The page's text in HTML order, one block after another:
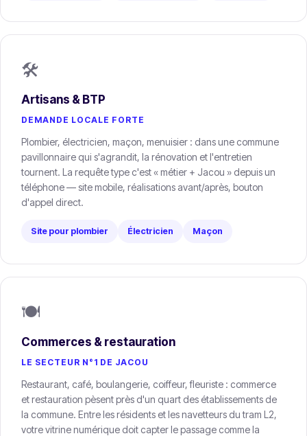
🛠️
Artisans & BTP
DEMANDE LOCALE FORTE
Plombier, électricien, maçon, menuisier : dans une commune
pavillonnaire qui s'agrandit, la rénovation et l'entretien
tournent. La requête type c'est « métier + Jacou » depuis un
téléphone — site mobile, réalisations avant/après, bouton
d'appel direct.
Site pour plombier Électricien Maçon
🍽️
Commerces & restauration
LE SECTEUR N°1 DE JACOU
Restaurant, café, boulangerie, coiffeur, fleuriste : commerce
et restauration pèsent près d'un quart des établissements de
la commune. Entre les résidents et les navetteurs du tram L2,
votre vitrine numérique doit capter le passage comme la